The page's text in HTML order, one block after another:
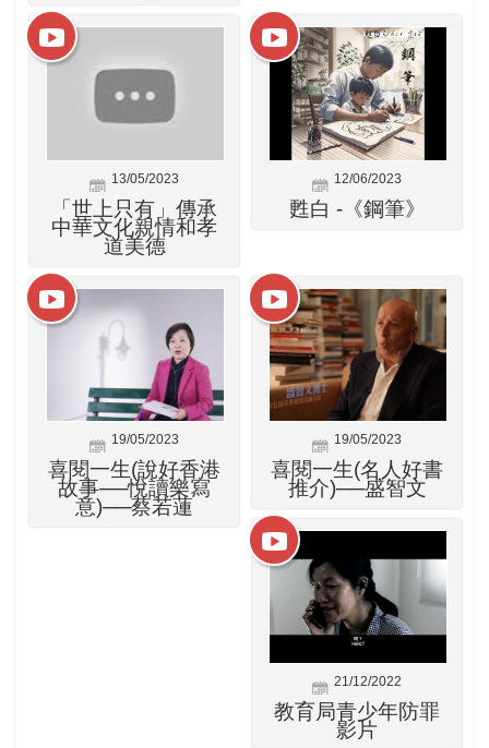
13/05/2023
「世上只有」傳承
中華文化親情和孝
道美德
12/06/2023
甦白 -《鋼筆》
19/05/2023
喜閱一生(說好香港
故事──悅讀樂寫
意)──蔡若蓮
19/05/2023
喜閱一生(名人好書
推介)──盛智文
21/12/2022
教育局青少年防罪
影片